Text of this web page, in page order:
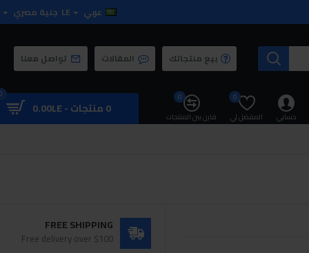
عربي LE جنية مصري
بيع منتجاتك المقالات تواصل معنا
حسابي المفضل لي
0
قارن بين المنتجات
0
0 منتجات - 0.00LE
FREE SHIPPING
Free delivery over $100